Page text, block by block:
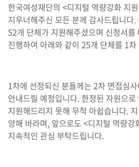
한국여성재단의 <디지털 역량강화 지
지우너해주신 모든 분께 감사드립니다
52개 단체가 지원해주셨으며 신청서를
진행하여 아래와 같이 25개 단체를 1
1차에 선정되신 분들께는 2차 면접심
안내드릴 예정입니다. 한정된 자원으
지원해드리지 못해 무척 아쉽습니다.
양해 바라며, 앞으로도 <디지털 역량강
지속적인 관심 부탁드립니다.